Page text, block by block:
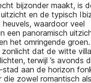
bijzonder maakt, is
en de typisch
waardoor veel
een panoramisch
het omringende
dat de witte
terwijl ’s avonds
aan de horizon
die zowel romantisch